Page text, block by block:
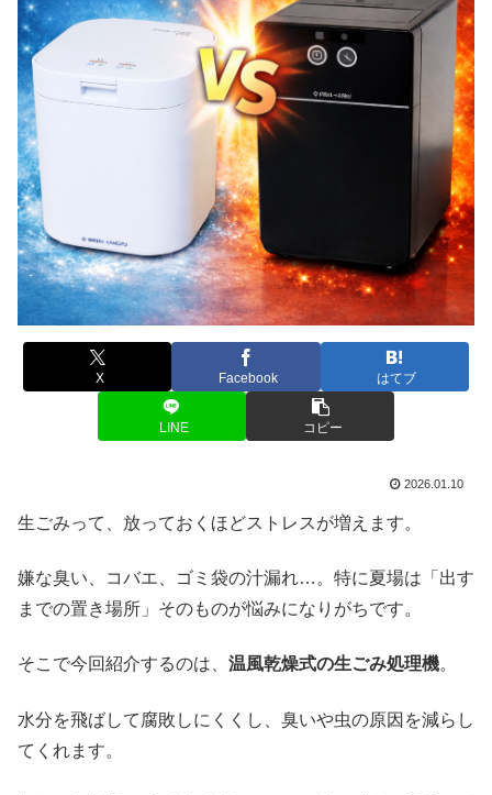
X Facebook はてブ
LINE コピー
2026.01.10
生ごみって、放っておくほどストレスが増えます。
嫌な臭い、コバエ、ゴミ袋の汁漏れ…。特に夏場は「出す
までの置き場所」そのものが悩みになりがちです。
そこで今回紹介するのは、 温風乾燥式の生ごみ処理機。
水分を飛ばして腐敗しにくくし、臭いや虫の原因を減らし
てくれます。